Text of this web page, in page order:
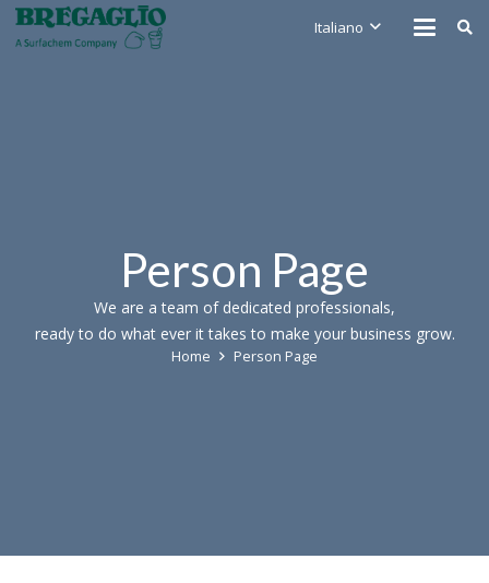
Italiano
Person Page
We are a team of dedicated professionals,
ready to do what ever it takes to make your business grow.
Home Person Page